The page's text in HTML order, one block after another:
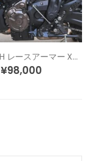
IMPAKTECH レースアーマー XSR700 (15-26)
¥98,000